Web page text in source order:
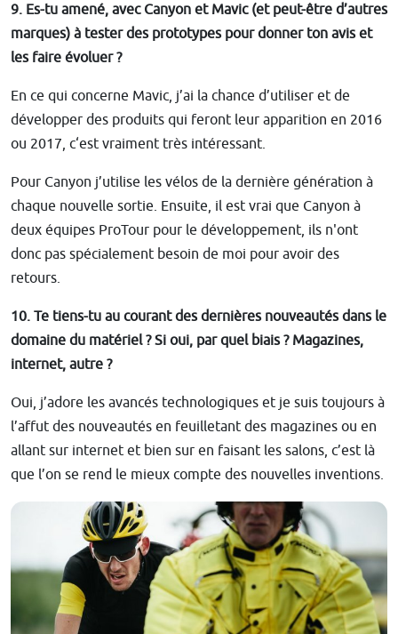
9. Es-tu amené, avec Canyon et Mavic (et peut-être d’autres
marques) à tester des prototypes pour donner ton avis et
les faire évoluer ?
En ce qui concerne Mavic, j’ai la chance d’utiliser et de
développer des produits qui feront leur apparition en 2016
ou 2017, c‘est vraiment très intéressant.
Pour Canyon j’utilise les vélos de la dernière génération à
chaque nouvelle sortie. Ensuite, il est vrai que Canyon à
deux équipes ProTour pour le développement, ils n'ont
donc pas spécialement besoin de moi pour avoir des
retours.
10. Te tiens-tu au courant des dernières nouveautés dans le
domaine du matériel ? Si oui, par quel biais ? Magazines,
internet, autre ?
Oui, j’adore les avancés technologiques et je suis toujours à
l’affut des nouveautés en feuilletant des magazines ou en
allant sur internet et bien sur en faisant les salons, c’est là
que l’on se rend le mieux compte des nouvelles inventions.